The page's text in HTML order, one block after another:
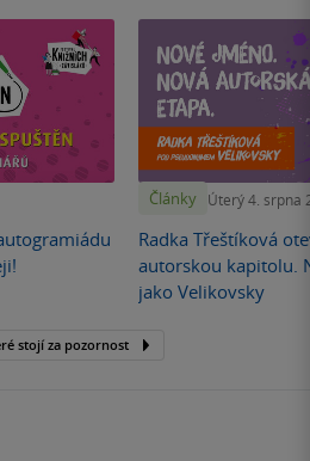
Články Úterý 4. srpna
Radka Třeštíková
autorskou kapitolu.
jako Velikovsky
stojí za pozornost